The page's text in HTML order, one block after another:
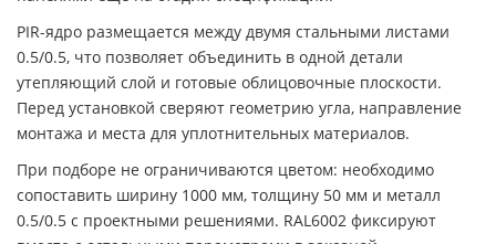
PIR-ядро размещается между двумя стальными листами
0.5/0.5, что позволяет объединить в одной детали
утепляющий слой и готовые облицовочные плоскости.
Перед установкой сверяют геометрию угла, направление
монтажа и места для уплотнительных материалов.
При подборе не ограничиваются цветом: необходимо
сопоставить ширину 1000 мм, толщину 50 мм и металл
0.5/0.5 с проектными решениями. RAL6002 фиксируют